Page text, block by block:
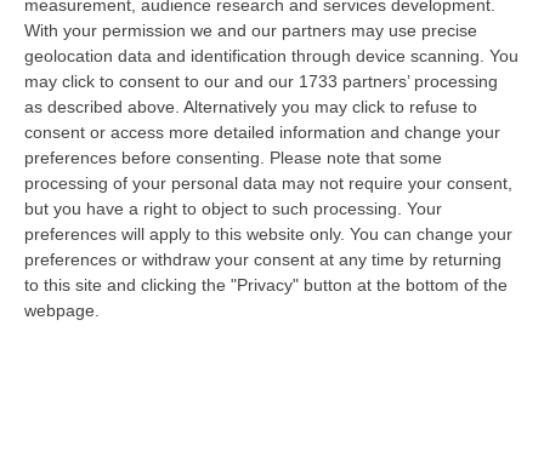
measurement, audience research and services development.
With your permission we and our partners may use precise
geolocation data and identification through device scanning. You
may click to consent to our and our 1733 partners’ processing
as described above. Alternatively you may click to refuse to
consent or access more detailed information and change your
preferences before consenting. Please note that some
processing of your personal data may not require your consent,
but you have a right to object to such processing. Your
preferences will apply to this website only. You can change your
preferences or withdraw your consent at any time by returning
to this site and clicking the "Privacy" button at the bottom of the
webpage.
Ultimatum Della Spagna All’Italia: «Revochi I Controlli Alle
Frontiere»
“Il governo spagnolo chiede all’Italia di revocare entro domenica 9 agosto
i controlli alle frontiere reintrodotti il primo agosto, dopo la…
07 Agosto, 15:38
‘Ndrangheta, Inchiesta Artemis 2: Giuseppe Vinci Lascia Il Carcere
E Passa Ai Domiciliari
“CATANZARO Lascia il carcere e passa agli arresti domiciliari Giuseppe
Vinci, responsabile dell’area tecnico manutentiva del Comune di Corta…
07 Agosto, 15:23